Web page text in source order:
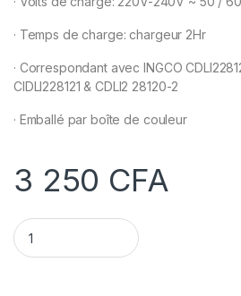
· Temps de charge: chargeur 2Hr
· Correspondant avec INGCO
CIDLI228121 & CDLI2 28120-2
· Emballé par boîte de couleur
3 250 CFA
chargeur CHARLI228120 quantity